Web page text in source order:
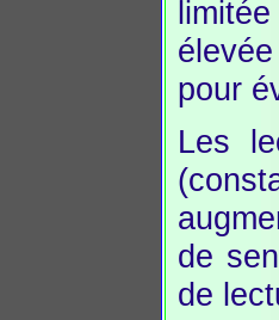
pour
Les
de
de